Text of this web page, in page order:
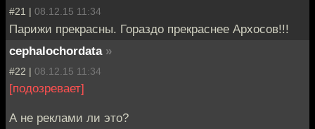
#21 | 08.12.15 11:34
Парижи прекрасны. Гораздо прекраснее Архосов!!!
cephalochordata »
#22 | 08.12.15 11:34
[подозревает]
А не реклами ли это?